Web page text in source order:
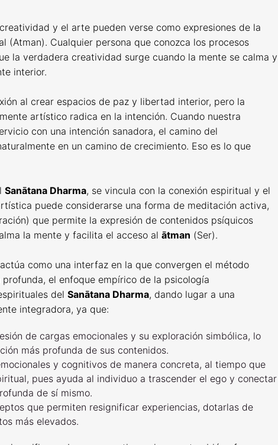
y el arte pueden verse como expresiones de la
(Atman). Cualquier persona que conozca los procesos
la verdadera creatividad surge cuando la mente se calma y
interior.
al crear espacios de paz y libertad interior, pero la
artístico radica en la intención. Cuando nuestra
con una intención sanadora, el camino del
en un camino de crecimiento. Eso es lo que
Sanātana Dharma, se vincula con la conexión espiritual y el
puede considerarse una forma de meditación activa,
que permite la expresión de contenidos psíquicos
la mente y facilita el acceso al ātman (Ser).
como una interfaz en la que convergen el método
el enfoque empírico de la psicología
del Sanātana Dharma, dando lugar a una
integradora, ya que:
de cargas emocionales y su exploración simbólica, lo
más profunda de sus contenidos.
y cognitivos de manera concreta, al tiempo que
pues ayuda al individuo a trascender el ego y conectar
de sí mismo.
que permiten resignificar experiencias, dotarlas de
más elevados.